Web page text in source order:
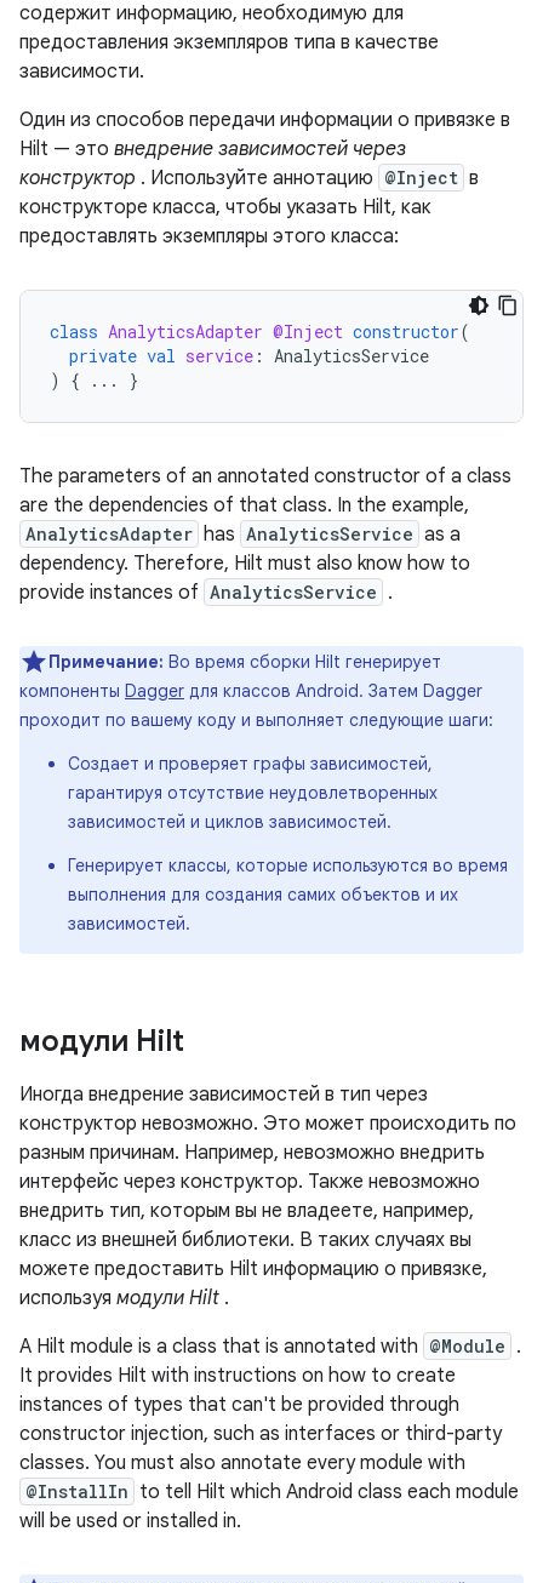
содержит информацию, необходимую для
предоставления экземпляров типа в качестве
зависимости.
Один из способов передачи информации о привязке в
Hilt — это внедрение зависимостей через
конструктор . Используйте аннотацию @Inject в
конструкторе класса, чтобы указать Hilt, как
предоставлять экземпляры этого класса:
class AnalyticsAdapter @Inject constructor(
private val service : AnalyticsService
)
{ ... }
The parameters of an annotated constructor of a class
are the dependencies of that class. In the example,
AnalyticsAdapter has AnalyticsService as a
dependency. Therefore, Hilt must also know how to
provide instances of AnalyticsService .
Примечание: Во время сборки Hilt генерирует
компоненты Dagger для классов Android. Затем Dagger
проходит по вашему коду и выполняет следующие шаги:
Создает и проверяет графы зависимостей,
гарантируя отсутствие неудовлетворенных
зависимостей и циклов зависимостей.
Генерирует классы, которые используются во время
выполнения для создания самих объектов и их
зависимостей.
модули Hilt
Иногда внедрение зависимостей в тип через
конструктор невозможно. Это может происходить по
разным причинам. Например, невозможно внедрить
интерфейс через конструктор. Также невозможно
внедрить тип, которым вы не владеете, например,
класс из внешней библиотеки. В таких случаях вы
можете предоставить Hilt информацию о привязке,
используя модули Hilt .
A Hilt module is a class that is annotated with @Module .
It provides Hilt with instructions on how to create
instances of types that can't be provided through
constructor injection, such as interfaces or third-party
classes. You must also annotate every module with
@InstallIn to tell Hilt which Android class each module
will be used or installed in.